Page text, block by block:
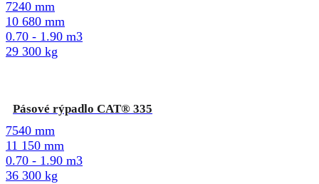
7240 mm
10 680 mm
0.70 - 1.90 m3
29 300 kg
Pásové rýpadlo CAT® 335
7540 mm
11 150 mm
0.70 - 1.90 m3
36 300 kg